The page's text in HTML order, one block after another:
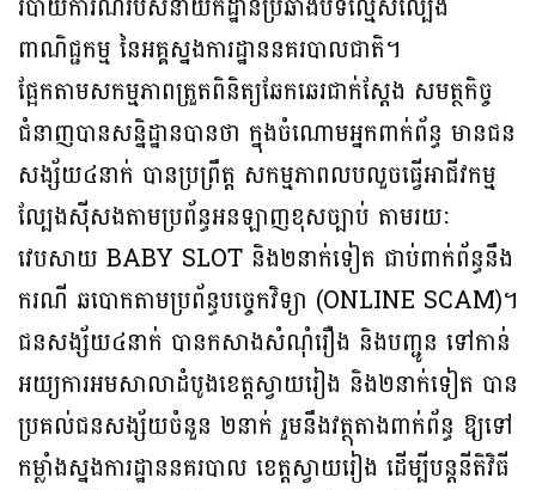
ពាណិជ្ជកម្ម នៃអគ្គស្នងការដ្ឋាននគរបាលជាតិ។
ផ្អែកតាមសកម្មភាពត្រួតពិនិត្យឆែកឆេរជាក់ស្តែង សមត្ថកិច្ច
ជំនាញបានសន្និដ្ឋានបានថា ក្នុងចំណោមអ្នកពាក់ព័ន្ធ មានជន
សង្ស័យ៤នាក់ បានប្រព្រឹត្ត សកម្មភាពលបលួចធ្វើអាជីវកម្ម
ល្បែងស៊ីសងតាមប្រព័ន្ធអនឡាញខុសច្បាប់ តាមរយៈ
វេបសាយ BABY SLOT និង២នាក់ទៀត ជាប់ពាក់ព័ន្ធនឹង
ករណី ឆបោកតាមប្រព័ន្ធបច្ចេកវិទ្យា (ONLINE SCAM)។
ជនសង្ស័យ៤នាក់ បានកសាងសំណុំរឿង និងបញ្ជូន ទៅកាន់
អយ្យការអមសាលាដំបូងខេត្តស្វាយរៀង និង២នាក់ទៀត បាន
ប្រគល់ជនសង្ស័យចំនួន ២នាក់ រួមនឹងវត្ថុតាងពាក់ព័ន្ធ ឱ្យទៅ
កម្លាំងស្នងការដ្ឋាននគរបាល ខេត្តស្វាយរៀង ដើម្បីបន្តនីតិវិធី